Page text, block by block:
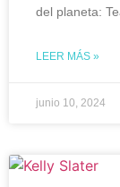
del planeta:
LEER MÁS »
junio 10, 2024